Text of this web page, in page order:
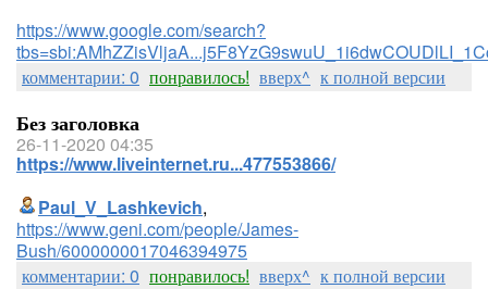
https://www.google.com/search?
комментарии: 0 понравилось! вверх^ к полной версии
Без заголовка
26-11-2020 04:35
https://www.liveinternet.ru...477553866/
Paul_V_Lashkevich,
https://www.geni.com/people/James-
Bush/6000000017046394975
комментарии: 0 понравилось! вверх^ к полной версии